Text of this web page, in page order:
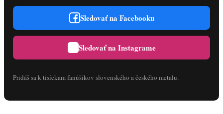
Sledovať na Facebooku
Sledovať na Instagrame
Pridáš sa k tisíckam fanúšikov slovenského a českého metalu.